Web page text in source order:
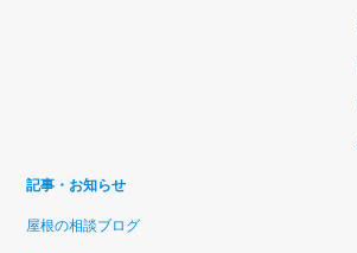
記事・お知らせ
屋根の相談ブログ